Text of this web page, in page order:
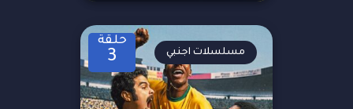
حلقة
3 مسلسلات اجنبي